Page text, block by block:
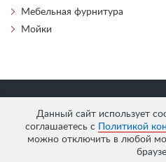
Данный сайт использует
соглашаетесь с
Политикой
можно отключить в любой
Мебельная фурнитура
Мойки